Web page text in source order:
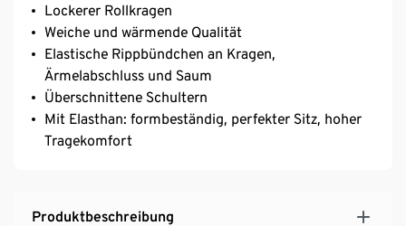
Lockerer Rollkragen
Weiche und wärmende Qualität
Elastische Rippbündchen an Kragen,
Ärmelabschluss und Saum
Überschnittene Schultern
Mit Elasthan: formbeständig, perfekter Sitz, hoher
Tragekomfort
Produktbeschreibung